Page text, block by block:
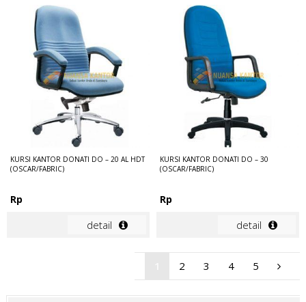
KURSI KANTOR DONATI DO – 20 AL HDT
(OSCAR/FABRIC)
Rp
detail
KURSI KANTOR DONATI DO – 30
(OSCAR/FABRIC)
Rp
detail
2 3 4 5